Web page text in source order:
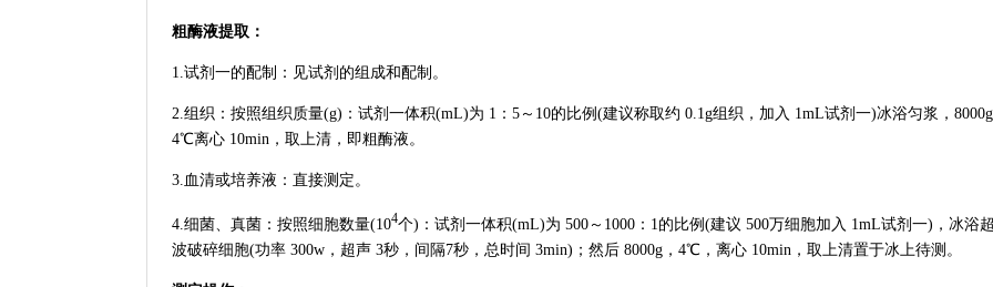
粗酶液提取：
1.试剂一的配制：见试剂的组成和配制。
2.组织：按照组织质量(g)：试剂一体积(mL)为 1：5～10的比例(建议称取约 0.1g组织，加入 1mL试剂一)冰浴匀浆，8000g
4℃离心 10min，取上清，即粗酶液。
3.血清或培养液：直接测定。
4.细菌、真菌：按照细胞数量(104个)：试剂一体积(mL)为 500～1000：1的比例(建议 500万细胞加入 1mL试剂一)，冰浴
波破碎细胞(功率 300w，超声 3秒，间隔7秒，总时间 3min)；然后 8000g，4℃，离心 10min，取上清置于冰上待测。